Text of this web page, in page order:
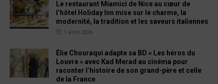
Le restaurant Miamici de Nice au cœur de
l’hôtel Holiday Inn mise sur le charme, la
modernité, la tradition et les saveurs italiennes
1 août 2026
Élie Chouraqui adapte sa BD « Les héros du
Louvre » avec Kad Merad au cinéma pour
raconter l’histoire de son grand-père et celle
de la France